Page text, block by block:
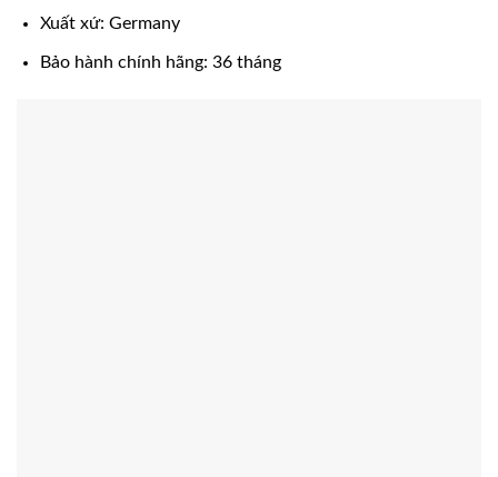
Xuất xứ: Germany
Bảo hành chính hãng: 36 tháng